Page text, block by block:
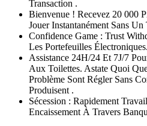
Transaction .
Bienvenue ! Recevez 20 000
Jouer Instantanément Sans
Confidence Game : Trust
Les Portefeuilles Électroniques.
Assistance 24H/24 Et 7J/7
Aux Toilettes. Astate Quoi
Problème Sont Régler Sans
Produisent .
Sécession : Rapidement
Encaissement À Travers